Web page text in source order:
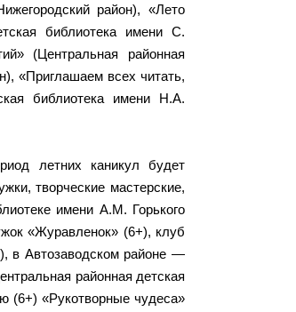
район), «Лето
библиотека имени С.
(Центральная районная
«Приглашаем всех читать,
библиотека имени Н.А.
летних каникул будет
творческие мастерские,
имени А.М. Горького
«Журавленок» (6+), клуб
в Автозаводском районе —
районная детская
(6+) «Рукотворные чудеса»